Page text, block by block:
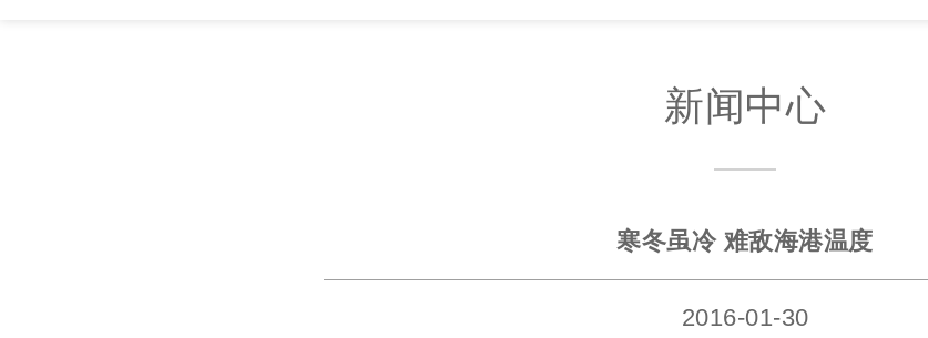
新闻中心
寒冬虽冷 难敌海港温度
2016-01-30